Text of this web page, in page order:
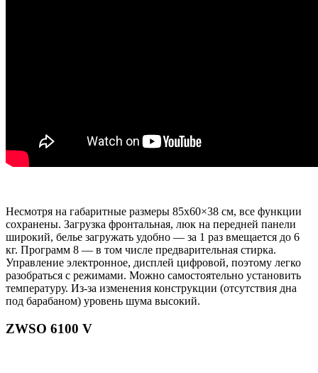
Несмотря на габаритные размеры 85х60×38 см, все функции
сохранены. Загрузка фронтальная, люк на передней панели
широкий, белье загружать удобно — за 1 раз вмещается до 6
кг. Программ 8 — в том числе предварительная стирка.
Управление электронное, дисплей цифровой, поэтому легко
разобраться с режимами. Можно самостоятельно установить
температуру. Из-за изменения конструкции (отсутствия дна
под барабаном) уровень шума высокий.
ZWSO 6100 V